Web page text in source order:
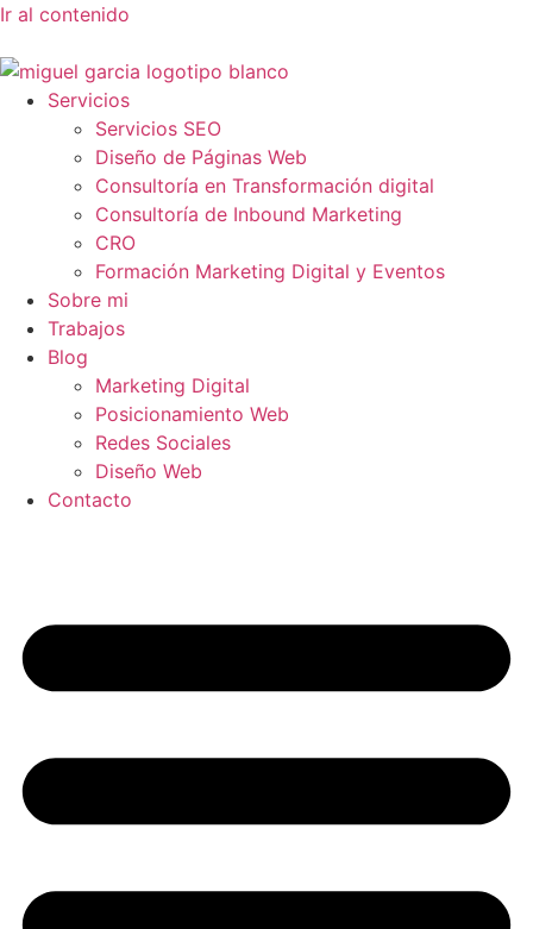
Ir al contenido
Servicios
Servicios SEO
Diseño de Páginas Web
Consultoría en Transformación digital
Consultoría de Inbound Marketing
CRO
Formación Marketing Digital y Eventos
Sobre mi
Trabajos
Blog
Marketing Digital
Posicionamiento Web
Redes Sociales
Diseño Web
Contacto